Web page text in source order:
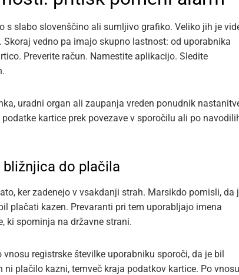
s slabo slovenščino ali sumljivo grafiko. Veliko jih je
vedno pa imajo skupno lastnost: od uporabnika
Preverite račun. Namestite aplikacijo. Sledite
uradni organ ali zaupanja vreden ponudnik
kartice prek povezave v sporočilu ali po
bližnjica do plačila
ker zadenejo v vsakdanji strah. Marsikdo pomisli, da
plačati kazen. Prevaranti pri tem uporabljajo imena
ki spominja na državne strani.
registrske številke uporabniku sporoči, da je bil
plačilo kazni, temveč kraja podatkov kartice. Po vnosu